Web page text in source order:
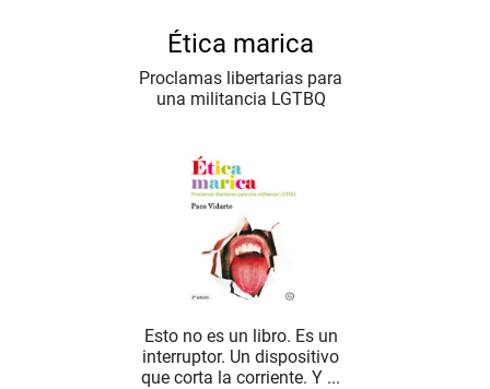
Ética marica
Proclamas libertarias para
una militancia LGTBQ
Esto no es un libro. Es un
interruptor. Un dispositivo
que corta la corriente. Y ...